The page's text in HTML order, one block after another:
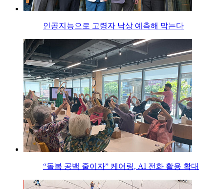
인공지능으로 고령자 낙상 예측해 막는다
“돌봄 공백 줄이자” 케어링, AI 전화 활용 확대